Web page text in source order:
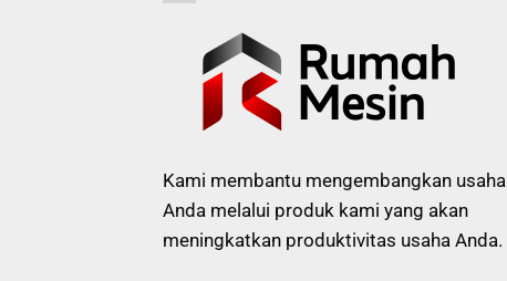
Kami membantu mengembangkan usaha
Anda melalui produk kami yang akan
meningkatkan produktivitas usaha Anda.